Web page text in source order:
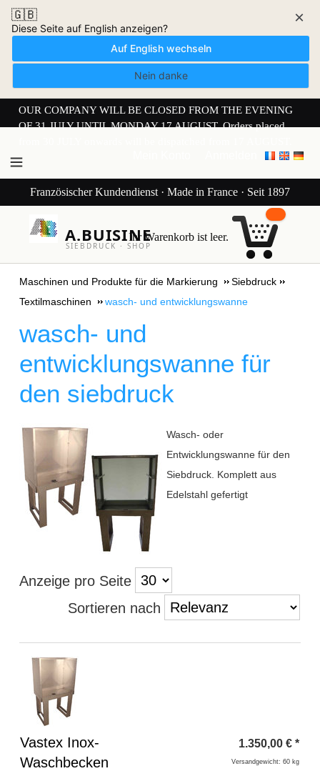
🇬🇧
Diese Seite auf English anzeigen?
Auf English wechseln
Nein danke
×
OUR COMPANY WILL BE CLOSED FROM THE EVENING
OF 31 JULY UNTIL MONDAY 17 AUGUST. Orders placed
Französischer Kundendienst · Made in France · Seit 1897
A.BUISINE
SIEBDRUCK · SHOP
Ihr Warenkorb ist leer.
Maschinen und Produkte für die Markierung
Siebdruck
Textilmaschinen
wasch- und entwicklungswanne
wasch- und
entwicklungswanne für
den siebdruck
Wasch- oder
Entwicklungswanne für den
Siebdruck. Komplett aus
Edelstahl gefertigt
Anzeige pro Seite
Sortieren nach
Überschrift
1
Vastex Inox-
Waschbecken
1.350,00 € *
Versandgewicht: 60 kg